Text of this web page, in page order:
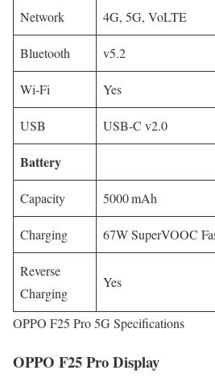
Network 4G, 5G, VoLTE
Bluetooth v5.2
Wi-Fi Yes
USB USB-C v2.0
Battery
Capacity 5000 mAh
Charging 67W SuperVOOC
Reverse
Charging
Yes
OPPO F25 Pro 5G Specifications
OPPO F25 Pro Display